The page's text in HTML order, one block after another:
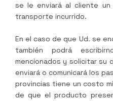
se le enviará al cliente
transporte incurrido.
En el caso de que Ud. se
también podrá
mencionados y solicitar su
enviará o comunicará los
provincias tiene un costo
de que el producto